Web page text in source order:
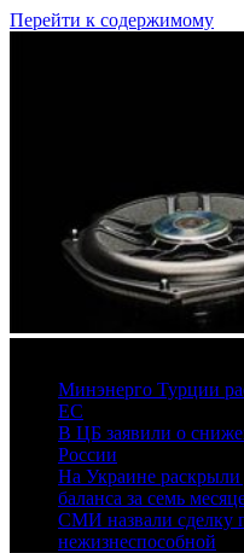
Перейти к содержимому
Минэнерго Турции
ЕС
В ЦБ заявили о
России
На Украине
баланса за семь
СМИ назвали сделку
нежизнеспособной